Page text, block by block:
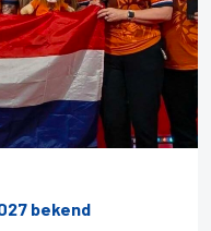
bekend